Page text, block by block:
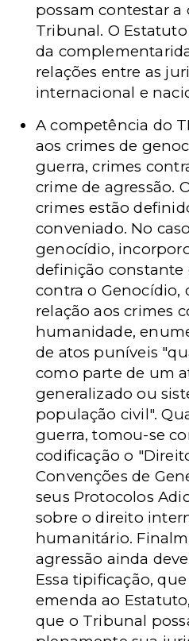
possam contestar
Tribunal. O
da
relações entre as
internacional e
A competência do
aos crimes de
guerra, crimes
crime de agressão.
crimes estão
conveniado. No
genocídio,
definição constante
contra o Genocídio,
relação aos crimes
humanidade,
de atos puníveis
como parte de um
generalizado ou
população civil".
guerra, tomou-se
codificação o
Convenções de
seus Protocolos
sobre o direito
humanitário.
agressão ainda
Essa tipificação,
emenda ao
que o Tribunal